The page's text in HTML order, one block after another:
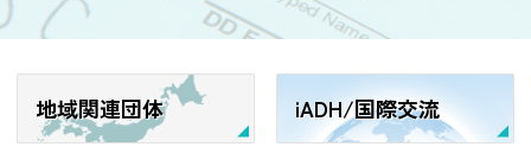
地域関連団体 iADH/国際交流